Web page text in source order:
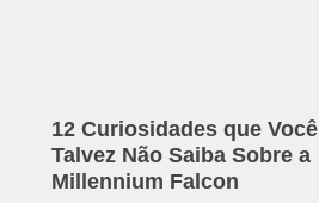
12 Curiosidades que Você
Talvez Não Saiba Sobre a
Millennium Falcon